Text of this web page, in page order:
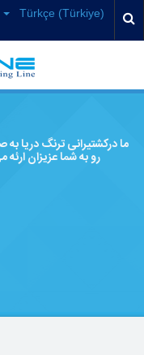
Türkçe (Türkiye)
ما درکشتیرانی ترنگ دریا
رو به شما عزیزان